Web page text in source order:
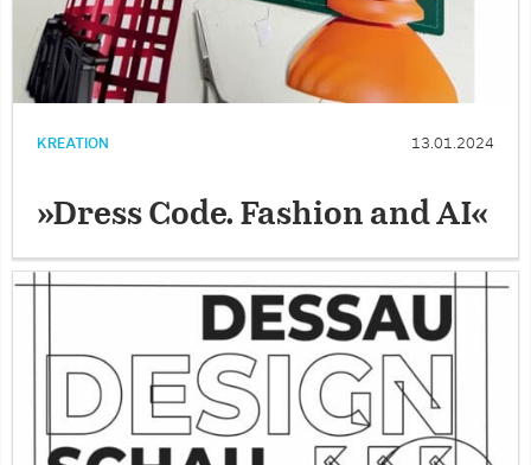
KREATION 13.01.2024
»Dress Code. Fashion and AI«